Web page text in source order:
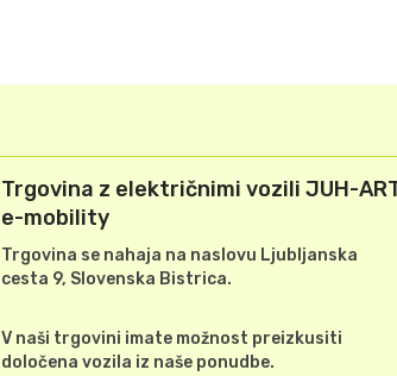
Trgovina z električnimi vozili JUH-
e-mobility
Trgovina se nahaja na naslovu Ljubljanska
cesta 9, Slovenska Bistrica.
V naši trgovini imate možnost preizkusiti
določena vozila iz naše ponudbe.